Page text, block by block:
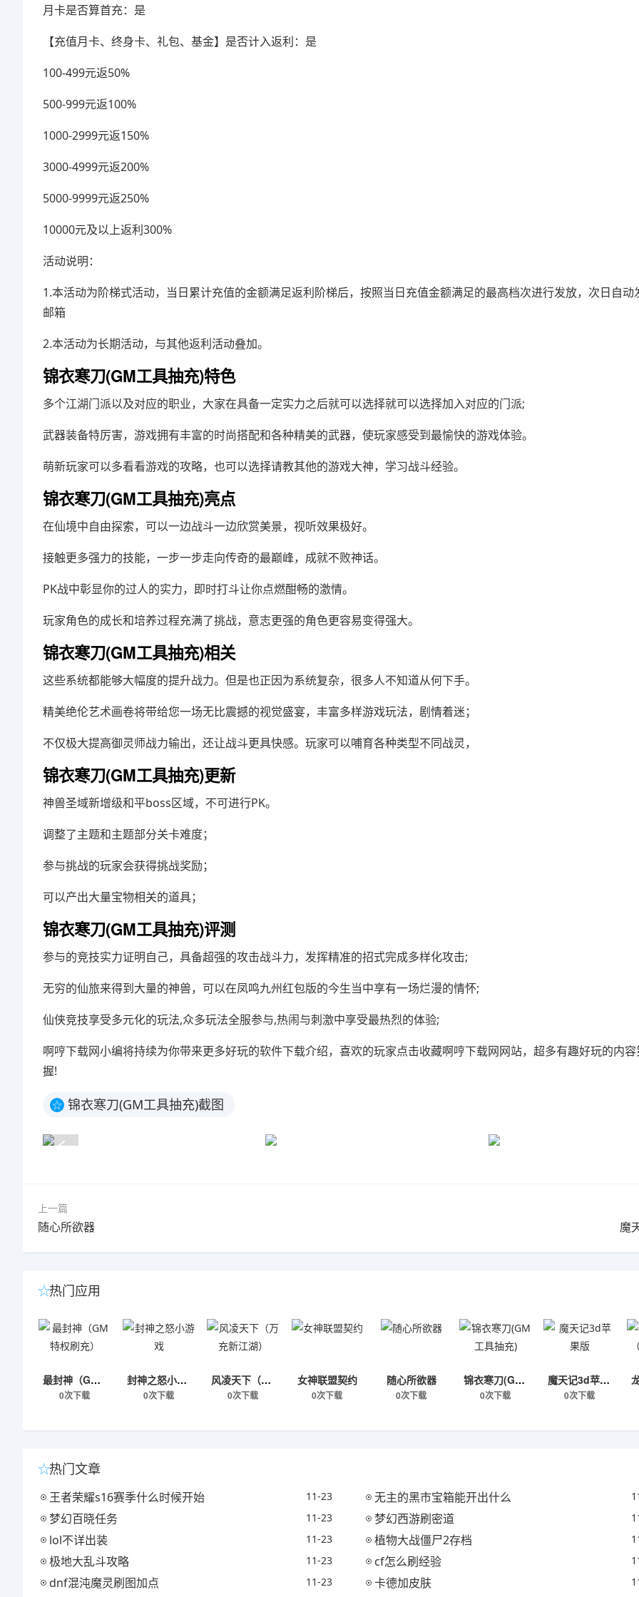
月卡是否算首充：是
【充值月卡、终身卡、礼包、基金】是否计入返利：是
100-499元返50%
500-999元返100%
1000-2999元返150%
3000-4999元返200%
5000-9999元返250%
10000元及以上返利300%
活动说明：
1.本活动为阶梯式活动，当日累计充值的金额满足返利阶梯后，按照当日充值金额满足的最高档次进行发放，次日自动
邮箱
2.本活动为长期活动，与其他返利活动叠加。
锦衣寒刀(GM工具抽充)特色
多个江湖门派以及对应的职业，大家在具备一定实力之后就可以选择就可以选择加入对应的门派;
武器装备特厉害，游戏拥有丰富的时尚搭配和各种精美的武器，使玩家感受到最愉快的游戏体验。
萌新玩家可以多看看游戏的攻略，也可以选择请教其他的游戏大神，学习战斗经验。
锦衣寒刀(GM工具抽充)亮点
在仙境中自由探索，可以一边战斗一边欣赏美景，视听效果极好。
接触更多强力的技能，一步一步走向传奇的最巅峰，成就不败神话。
PK战中彰显你的过人的实力，即时打斗让你点燃酣畅的激情。
玩家角色的成长和培养过程充满了挑战，意志更强的角色更容易变得强大。
锦衣寒刀(GM工具抽充)相关
这些系统都能够大幅度的提升战力。但是也正因为系统复杂，很多人不知道从何下手。
精美绝伦艺术画卷将带给您一场无比震撼的视觉盛宴，丰富多样游戏玩法，剧情着迷；
不仅极大提高御灵师战力输出，还让战斗更具快感。玩家可以哺育各种类型不同战灵，
锦衣寒刀(GM工具抽充)更新
神兽圣域新增级和平boss区域，不可进行PK。
调整了主题和主题部分关卡难度；
参与挑战的玩家会获得挑战奖励；
可以产出大量宝物相关的道具；
锦衣寒刀(GM工具抽充)评测
参与的竞技实力证明自己，具备超强的攻击战斗力，发挥精准的招式完成多样化攻击;
无穷的仙旅来得到大量的神兽，可以在凤鸣九州红包版的今生当中享有一场烂漫的情怀;
仙侠竞技享受多元化的玩法,众多玩法全服参与,热闹与刺激中享受最热烈的体验;
啊哼下载网小编将持续为你带来更多好玩的软件下载介绍，喜欢的玩家点击收藏啊哼下载网网站，超多有趣好玩的内
握!
☆ 锦衣寒刀(GM工具抽充)截图
上一篇
随心所欲器 魔
热门应用
最封神（GM特权刷充）
0次下载
封神之怒小游戏
0次下载
风凌天下（万充新江湖）
0次下载
女神联盟契约
0次下载
随心所欲器
0次下载
锦衣寒刀(GM工具抽充)
0次下载
魔天记3d苹果版
0次下载
热门文章
王者荣耀s16赛季什么时候开始 11-23 无主的黑市宝箱能开出什么
梦幻百晓任务 11-23 梦幻西游刷密道
lol不详出装 11-23 植物大战僵尸2存档
极地大乱斗攻略 11-23 cf怎么刷经验
dnf混沌魔灵刷图加点 11-23 卡德加皮肤